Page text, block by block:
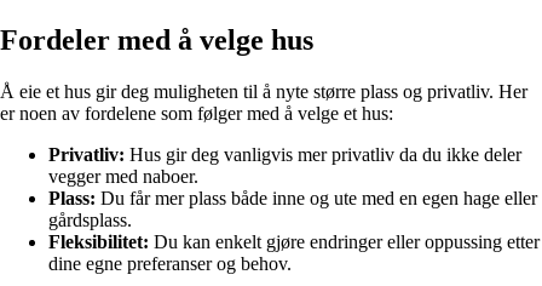
Fordeler med å velge hus
Å eie et hus gir deg muligheten til å nyte større plass og privatliv. Her
er noen av fordelene som følger med å velge et hus:
Privatliv: Hus gir deg vanligvis mer privatliv da du ikke deler
vegger med naboer.
Plass: Du får mer plass både inne og ute med en egen hage eller
gårdsplass.
Fleksibilitet: Du kan enkelt gjøre endringer eller oppussing etter
dine egne preferanser og behov.